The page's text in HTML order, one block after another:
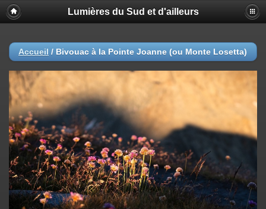
Lumières du Sud et d'ailleurs
Accueil / Bivouac à la Pointe Joanne (ou Monte Losetta)